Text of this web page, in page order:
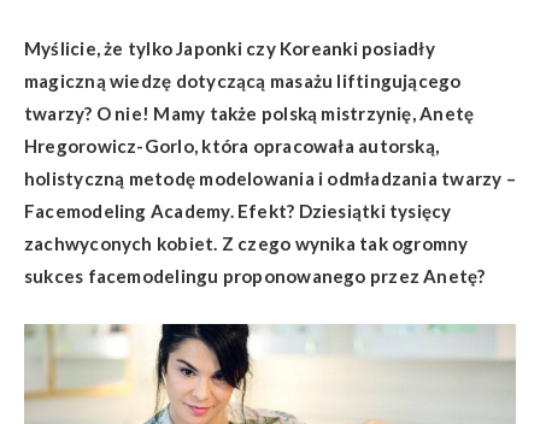
Myślicie, że tylko Japonki czy Koreanki posiadły
magiczną wiedzę dotyczącą masażu liftingującego
twarzy? O nie! Mamy także polską mistrzynię, Anetę
Hregorowicz-Gorlo, która opracowała autorską,
holistyczną metodę modelowania i odmładzania twarzy –
Facemodeling Academy. Efekt? Dziesiątki tysięcy
zachwyconych kobiet. Z czego wynika tak ogromny
sukces facemodelingu proponowanego przez Anetę?